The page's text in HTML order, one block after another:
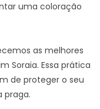
uma coloração
as melhores
Soraia. Essa prática
de proteger o seu
praga.